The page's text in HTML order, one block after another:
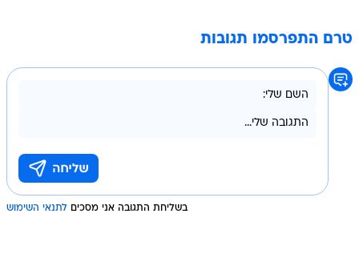
טרם התפרסמו תגובות
בשליחת התגובה אני מסכים לתנאי השימוש